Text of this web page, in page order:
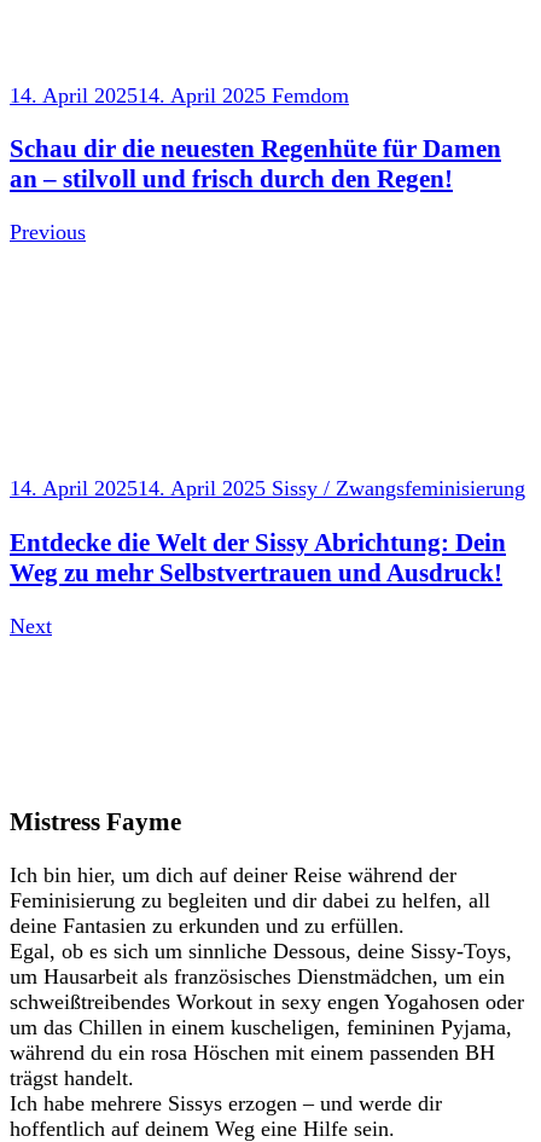
14. April 202514. April 2025 Femdom
Schau dir die neuesten Regenhüte für Damen
an – stilvoll und frisch durch den Regen!
Previous
14. April 202514. April 2025 Sissy / Zwangsfeminisierung
Entdecke die Welt der Sissy Abrichtung: Dein
Weg zu mehr Selbstvertrauen und Ausdruck!
Next
Mistress Fayme
Ich bin hier, um dich auf deiner Reise während der
Feminisierung zu begleiten und dir dabei zu helfen, all
deine Fantasien zu erkunden und zu erfüllen.
Egal, ob es sich um sinnliche Dessous, deine Sissy-Toys,
um Hausarbeit als französisches Dienstmädchen, um ein
schweißtreibendes Workout in sexy engen Yogahosen oder
um das Chillen in einem kuscheligen, femininen Pyjama,
während du ein rosa Höschen mit einem passenden BH
trägst handelt.
Ich habe mehrere Sissys erzogen – und werde dir
hoffentlich auf deinem Weg eine Hilfe sein.